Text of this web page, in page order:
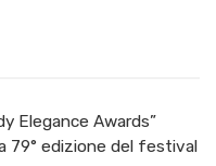
Elegance Awards”
79° edizione del festival